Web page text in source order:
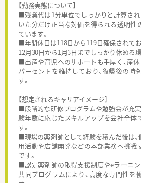
【勤務実態について】
■残業代は1分単位でしっかりと計算され
いた分だけ正当な対価を得られる透明性
ています。
■年間休日は118日から119日確保されて
12月30日から1月3日までしっかり休める
■出産や育児へのサポートも手厚く、産
パーセントを維持しており、復帰後の時
す。
【想定されるキャリアイメージ】
■段階的な研修プログラムや勉強会が充
験年数に応じたスキルアップを会社全体
す。
■現場の薬剤師として経験を積んだ後は
用活動や店舗開発などの本部業務へ挑戦
です。
■認定薬剤師の取得支援制度やeラーニン
共同プログラムにより、高度な専門性を